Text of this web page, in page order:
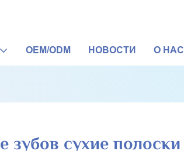
OEM/ODM НОВОСТИ О НАС
зубов сухие полоски